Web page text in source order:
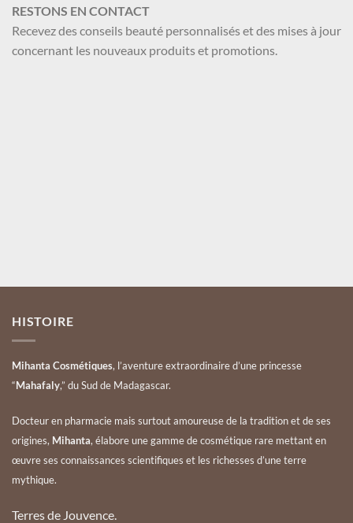
peuvent
être
RESTONS EN CONTACT
Recevez des conseils beauté personnalisés et des mises à jour
concernant les nouveaux produits et promotions.
HISTOIRE
Mihanta Cosmétiques, l’aventure extraordinaire d’une princesse
“Mahafaly,” du Sud de Madagascar.
Docteur en pharmacie mais surtout amoureuse de la tradition et de ses
origines, Mihanta, élabore une gamme de cosmétique rare mettant en
œuvre ses connaissances scientifiques et les richesses d’une terre
mythique.
Terres de Jouvence.